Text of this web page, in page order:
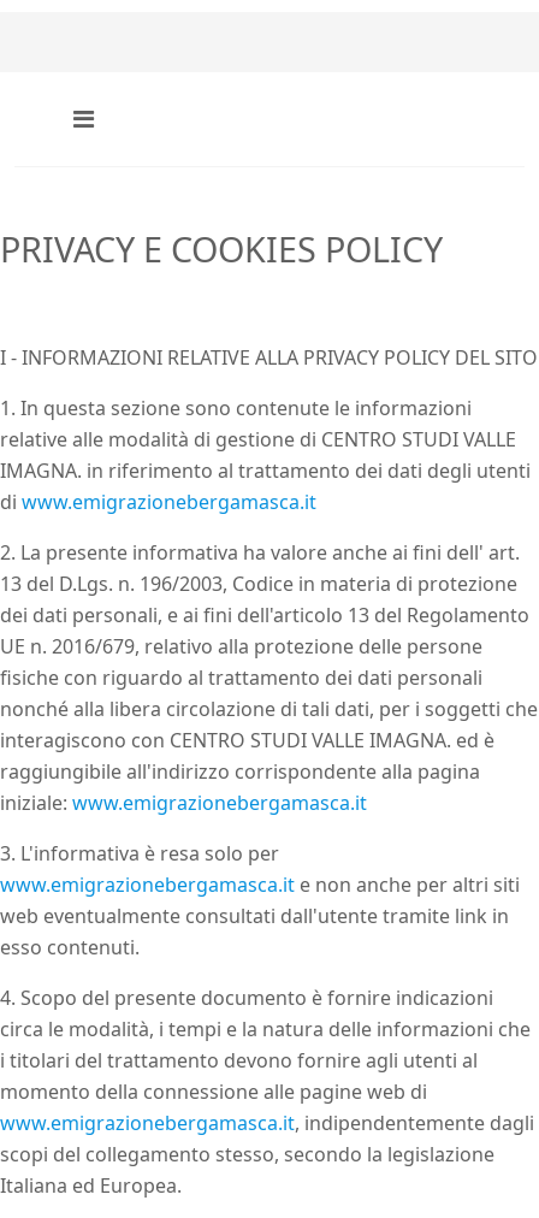
PRIVACY E COOKIES POLICY
I - INFORMAZIONI RELATIVE ALLA PRIVACY POLICY DEL SITO
1. In questa sezione sono contenute le informazioni
relative alle modalità di gestione di CENTRO STUDI VALLE
IMAGNA. in riferimento al trattamento dei dati degli utenti
di www.emigrazionebergamasca.it
2. La presente informativa ha valore anche ai fini dell' art.
13 del D.Lgs. n. 196/2003, Codice in materia di protezione
dei dati personali, e ai fini dell'articolo 13 del Regolamento
UE n. 2016/679, relativo alla protezione delle persone
fisiche con riguardo al trattamento dei dati personali
nonché alla libera circolazione di tali dati, per i soggetti che
interagiscono con CENTRO STUDI VALLE IMAGNA. ed è
raggiungibile all'indirizzo corrispondente alla pagina
iniziale: www.emigrazionebergamasca.it
3. L'informativa è resa solo per
www.emigrazionebergamasca.it e non anche per altri siti
web eventualmente consultati dall'utente tramite link in
esso contenuti.
4. Scopo del presente documento è fornire indicazioni
circa le modalità, i tempi e la natura delle informazioni che
i titolari del trattamento devono fornire agli utenti al
momento della connessione alle pagine web di
www.emigrazionebergamasca.it, indipendentemente dagli
scopi del collegamento stesso, secondo la legislazione
Italiana ed Europea.